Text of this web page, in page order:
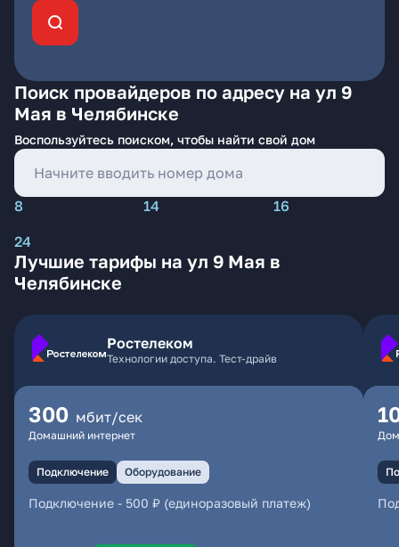
Поиск провайдеров по адресу на ул 9
Мая в Челябинске
Воспользуйтесь поиском, чтобы найти свой дом
8 14
16
24
Лучшие тарифы на ул 9 Мая в
Челябинске
Ростелеком
Технологии доступа. Тест-драйв
300 мбит/сек
Домашний интернет
Подключение Оборудование
Подключение - 500 ₽ (единоразовый платеж)